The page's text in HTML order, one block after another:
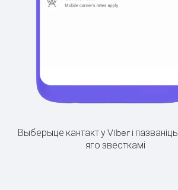
Выберыце кантакт у Viber і
яго звесткамі